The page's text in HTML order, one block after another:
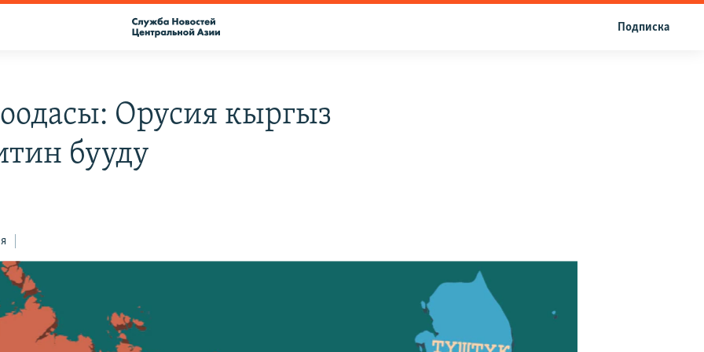
Подписка
Орусия кыргыз
бууду